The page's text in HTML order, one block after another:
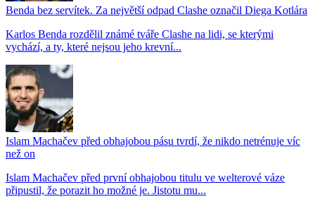
Benda bez servítek. Za největší odpad Clashe označil Diega Kotlára
Karlos Benda rozdělil známé tváře Clashe na lidi, se kterými
vychází, a ty, které nejsou jeho krevní...
Islam Machačev před obhajobou pásu tvrdí, že nikdo netrénuje víc
než on
Islam Machačev před první obhajobou titulu ve welterové váze
připustil, že porazit ho možné je. Jistotu mu...